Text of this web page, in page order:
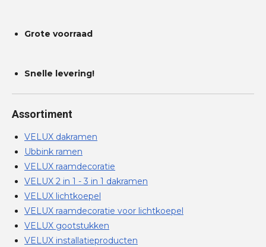
Grote voorraad
Snelle levering!
Assortiment
VELUX dakramen
Ubbink ramen
VELUX raamdecoratie
VELUX 2 in 1 - 3 in 1 dakramen
VELUX lichtkoepel
VELUX raamdecoratie voor lichtkoepel
VELUX gootstukken
VELUX installatieproducten